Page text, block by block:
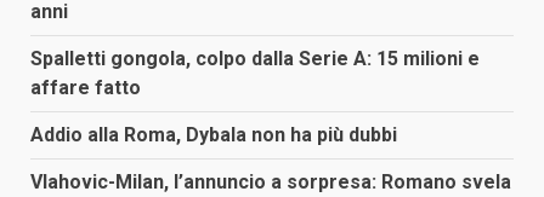
anni
Spalletti gongola, colpo dalla Serie A: 15 milioni e
affare fatto
Addio alla Roma, Dybala non ha più dubbi
Vlahovic-Milan, l’annuncio a sorpresa: Romano svela